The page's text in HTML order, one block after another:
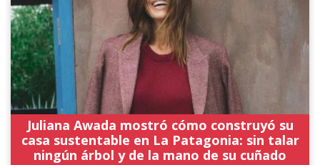
Juliana Awada mostró cómo construyó su
casa sustentable en La Patagonia: sin talar
ningún árbol y de la mano de su cuñado